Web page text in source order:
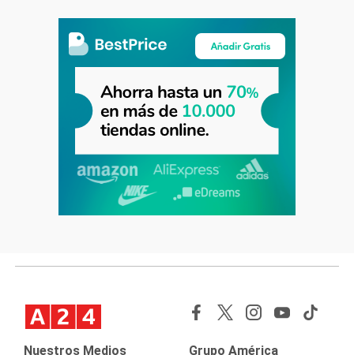
Nuestros Medios Grupo América